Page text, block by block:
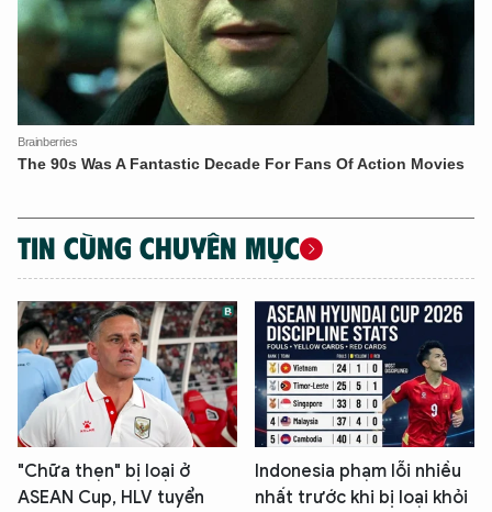
TIN CÙNG CHUYÊN MỤC
"Chữa thẹn" bị loại ở
ASEAN Cup, HLV tuyển
Indonesia phạm lỗi nhiều
nhất trước khi bị loại khỏi